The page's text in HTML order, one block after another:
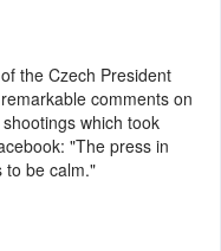
the Czech President
comments on
which took
"The press in
to be calm."